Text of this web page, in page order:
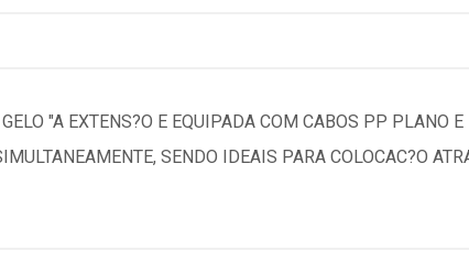
"A EXTENS?O E EQUIPADA COM CABOS PP PLANO
SENDO IDEAIS PARA COLOCAC?O